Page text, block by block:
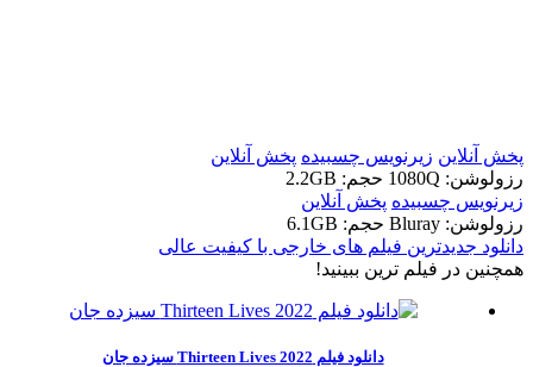
پخش آنلاین زیرنویس چسبیده پخش آنلاین
رزولوشن: 1080Q
حجم: 2.2GB
زیرنویس چسبیده پخش آنلاین
رزولوشن: Bluray
حجم: 6.1GB
دانلود جدیدترین فیلم های خارجی با کیفیت عالی
همچنين در فيلم ترين ببينيد!
دانلود فیلم Thirteen Lives 2022 سیزده جان